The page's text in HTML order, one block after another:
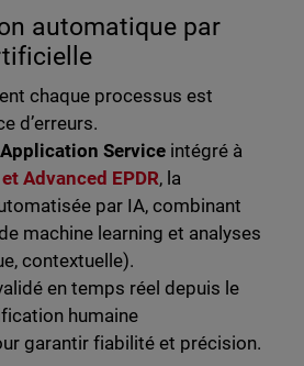
automatique par
chaque processus est
d’erreurs.
Service intégré à
Advanced EPDR, la
par IA, combinant
machine learning et analyses
contextuelle).
en temps réel depuis le
humaine
garantir fiabilité et précision.